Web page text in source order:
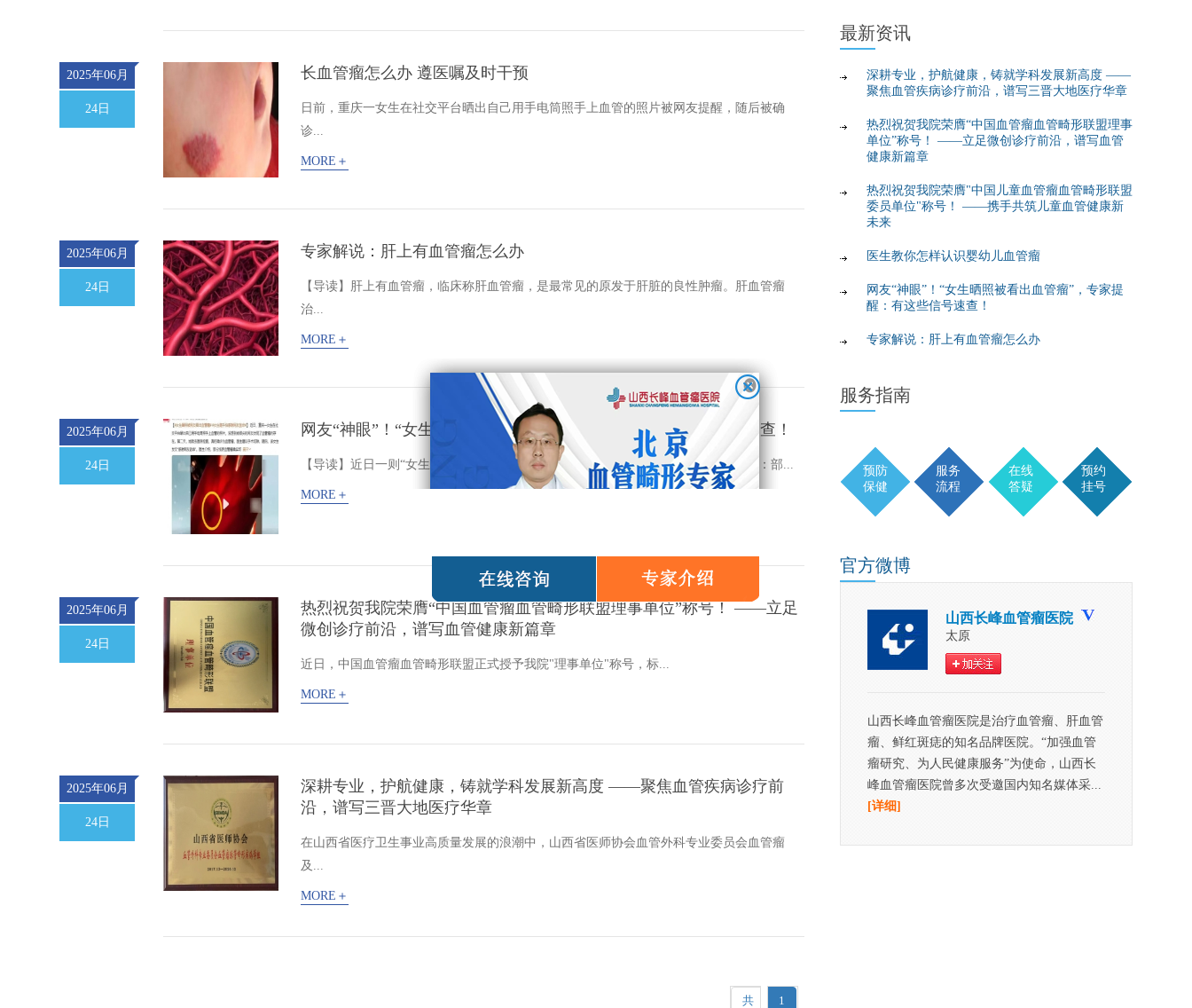
2025年06月
24日
长血管瘤怎么办 遵医嘱及时干预
日前，重庆一女生在社交平台晒出自己用手电筒照手上血管的照片被网友提醒，随后被确
诊...
MORE＋
2025年06月
24日
专家解说：肝上有血管瘤怎么办
【导读】肝上有血管瘤，临床称肝血管瘤，是最常见的原发于肝脏的良性肿瘤。肝血管瘤
治...
MORE＋
2025年06月
24日
网友“神眼”！“女生晒照被看出血管瘤”，专家提醒：有这些信号速查！
【导读】近日一则“女生晒照被网友看出血管瘤”的新闻引发了广泛关注。据新闻报道：部...
MORE＋
2025年06月
24日
热烈祝贺我院荣膺“中国血管瘤血管畸形联盟理事单位”称号！ ——立足
微创诊疗前沿，谱写血管健康新篇章
近日，中国血管瘤血管畸形联盟正式授予我院"理事单位"称号，标...
MORE＋
2025年06月
24日
深耕专业，护航健康，铸就学科发展新高度 ——聚焦血管疾病诊疗前
沿，谱写三晋大地医疗华章
在山西省医疗卫生事业高质量发展的浪潮中，山西省医师协会血管外科专业委员会血管瘤
及...
MORE＋
共
1
最新资讯
深耕专业，护航健康，铸就学科发展新高度 ——
聚焦血管疾病诊疗前沿，谱写三晋大地医疗华章
热烈祝贺我院荣膺“中国血管瘤血管畸形联盟理事
单位”称号！ ——立足微创诊疗前沿，谱写血管
健康新篇章
热烈祝贺我院荣膺"中国儿童血管瘤血管畸形联盟
委员单位"称号！ ——携手共筑儿童血管健康新
未来
医生教你怎样认识婴幼儿血管瘤
网友“神眼”！“女生晒照被看出血管瘤”，专家提
醒：有这些信号速查！
专家解说：肝上有血管瘤怎么办
服务指南
预防
保健
服务
流程
在线
答疑
预约
挂号
官方微博
山西长峰血管瘤医院
太原
山西长峰血管瘤医院是治疗血管瘤、肝血管
瘤、鲜红斑痣的知名品牌医院。“加强血管
瘤研究、为人民健康服务”为使命，山西长
峰血管瘤医院曾多次受邀国内知名媒体采...
[详细]